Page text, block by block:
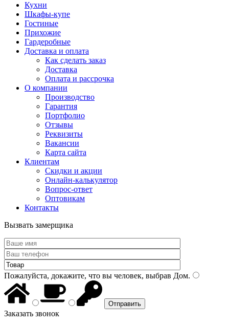
Кухни
Шкафы-купе
Гостиные
Прихожие
Гардеробные
Доставка и оплата
Как сделать заказ
Доставка
Оплата и рассрочка
О компании
Производство
Гарантия
Портфолио
Отзывы
Реквизиты
Вакансии
Карта сайта
Клиентам
Скидки и акции
Онлайн-калькулятор
Вопрос-ответ
Оптовикам
Контакты
Вызвать замерщика
Пожалуйста, докажите, что вы человек, выбрав Дом.
Заказать звонок